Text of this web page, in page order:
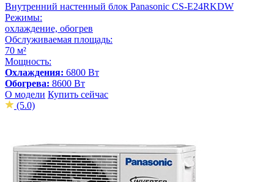
Внутренний настенный блок Panasonic CS-E24RKDW
Режимы:
охлаждение, обогрев
Обслуживаемая площадь:
70 м²
Мощность:
Охлаждения: 6800 Вт
Обогрева: 8600 Вт
О модели Купить сейчас
(5.0)